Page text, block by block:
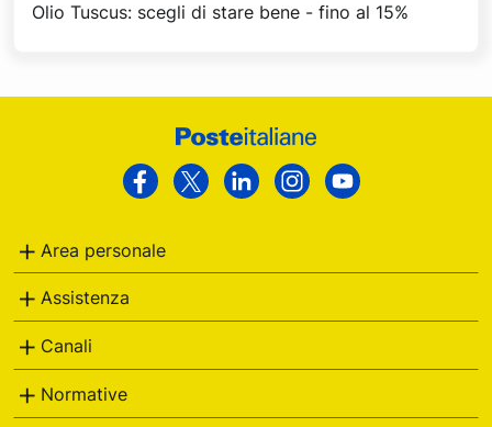
Olio Tuscus: scegli di stare bene - fino al 15%
Facebook
Twitter LinkedinInstagram
Area personale
Assistenza
Canali
Normative